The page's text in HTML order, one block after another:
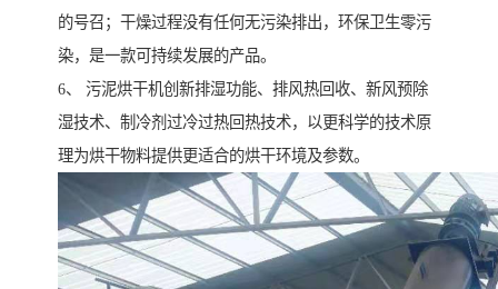
的号召；干燥过程没有任何无污染排出，环保卫生零污
染，是一款可持续发展的产品。
6、 污泥烘干机创新排湿功能、排风热回收、新风预除
湿技术、制冷剂过冷过热回热技术，以更科学的技术原
理为烘干物料提供更适合的烘干环境及参数。